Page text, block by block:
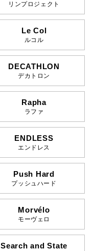
リンプロジェクト
Le Col
ルコル
DECATHLON
デカトロン
Rapha
ラファ
ENDLESS
エンドレス
Push Hard
プッシュハード
Morvélo
モーヴェロ
Search and State